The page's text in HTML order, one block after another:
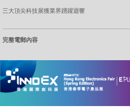
三大頂尖科技展獲業界踴躍迴響
完整電郵內容